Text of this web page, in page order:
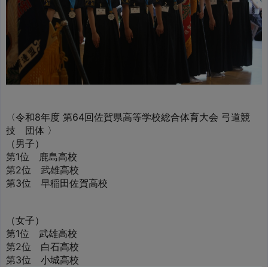
〈令和8年度 第64回佐賀県高等学校総合体育大会 弓道競
技 団体 〉
（男子）
第1位 鹿島高校
第2位 武雄高校
第3位 早稲田佐賀高校
（女子）
第1位 武雄高校
第2位 白石高校
第3位 小城高校